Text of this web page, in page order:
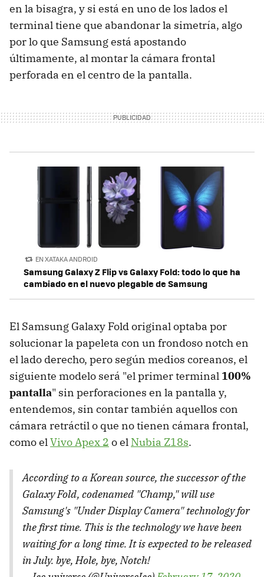
en la bisagra, y si está en uno de los lados el
terminal tiene que abandonar la simetría, algo
por lo que Samsung está apostando
últimamente, al montar la cámara frontal
perforada en el centro de la pantalla.
EN XATAKA ANDROID
Samsung Galaxy Z Flip vs Galaxy Fold: todo lo que ha
cambiado en el nuevo plegable de Samsung
El Samsung Galaxy Fold original optaba por
solucionar la papeleta con un frondoso notch en
el lado derecho, pero según medios coreanos, el
siguiente modelo será "el primer terminal 100%
pantalla" sin perforaciones en la pantalla y,
entendemos, sin contar también aquellos con
cámara retráctil o que no tienen cámara frontal,
como elVivo Apex 2 o el Nubia Z18s.
According to a Korean source, the successor of the
Galaxy Fold, codenamed "Champ," will use
Samsung's "Under Display Camera" technology for
the first time. This is the technology we have been
waiting for a long time. It is expected to be released
in July. bye, Hole, bye, Notch!